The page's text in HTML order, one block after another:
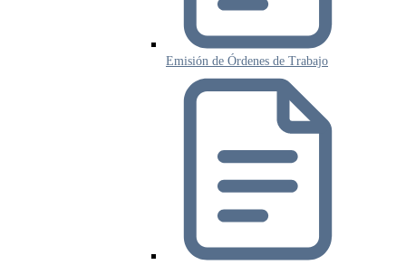
Emisión de Órdenes de Trabajo